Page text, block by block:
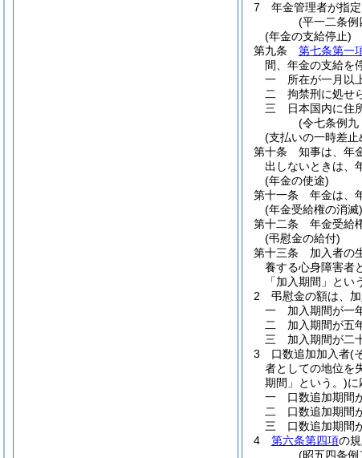
7
年金管理者が指
(平一二条例
(年金の支給停止)
第九条
第七条第一
間、年金の支給を
一
所在が一月以
二
拘禁刑に処せ
三
日本国内に住
(令七条例九
(支払いの一時差止
第十条
知事は、年
出しないときは、
(年金の使途)
第十一条
年金は、
(年金受給権の消滅)
第十二条
年金受給
(弔慰金の給付)
第十三条
加入者の
養する心身障害者
「加入期間」とい
2
弔慰金の額は、
一
加入期間が一
二
加入期間が五
三
加入期間が二
3
口数追加加入者(
者としての地位を
期間」という。)に
一
口数追加期間
二
口数追加期間
三
口数追加期間
4
第六条第四項の規
(昭五四条例